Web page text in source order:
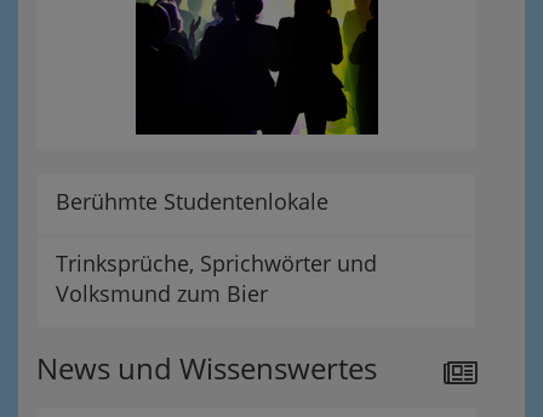
Berühmte Studentenlokale
Trinksprüche, Sprichwörter und
Volksmund zum Bier
News und Wissenswertes